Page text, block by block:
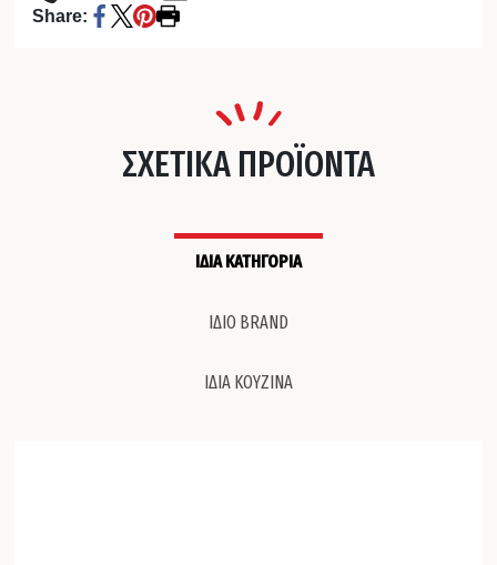
Share:
ΣΧΕΤΙΚΑ ΠΡΟΪΟΝΤΑ
ΙΔΙΑ ΚΑΤΗΓΟΡΙΑ
ΙΔΙΟ BRAND
ΙΔΙΑ ΚΟΥΖΙΝΑ